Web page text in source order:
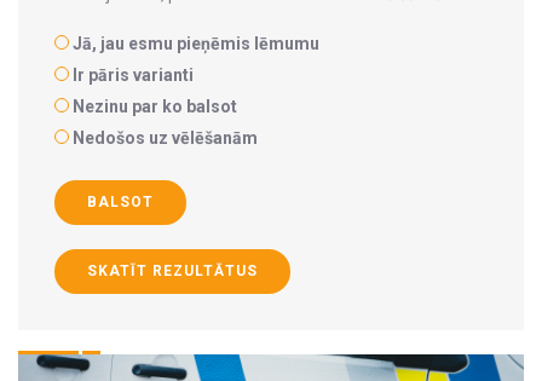
Jā, jau esmu pieņēmis lēmumu
Ir pāris varianti
Nezinu par ko balsot
Nedošos uz vēlēšanām
BALSOT
SKATĪT REZULTĀTUS